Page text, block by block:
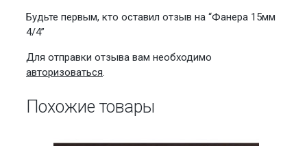
Будьте первым, кто оставил отзыв на “Фанера 15мм
4/4”
Для отправки отзыва вам необходимо
авторизоваться.
Похожие товары